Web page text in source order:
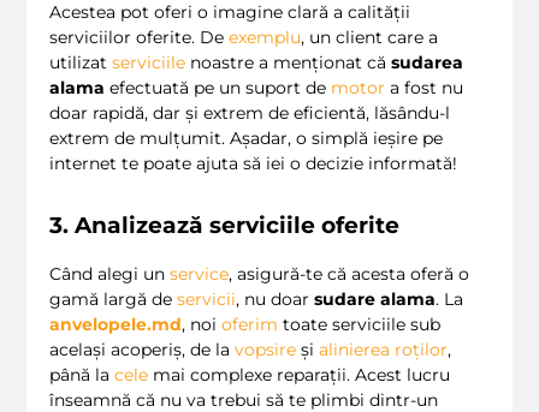
Acestea pot oferi o imagine clară a calității
serviciilor oferite. De exemplu, un client care a
utilizat serviciile noastre a menționat că sudarea
alama efectuată pe un suport de motor a fost nu
doar rapidă, dar și extrem de eficientă, lăsându-l
extrem de mulțumit. Așadar, o simplă ieșire pe
internet te poate ajuta să iei o decizie informată!
3. Analizează serviciile oferite
Când alegi un service, asigură-te că acesta oferă o
gamă largă de servicii, nu doar sudare alama. La
anvelopele.md, noi oferim toate serviciile sub
același acoperiș, de la vopsire și alinierea roților,
până la cele mai complexe reparații. Acest lucru
înseamnă că nu va trebui să te plimbi dintr-un